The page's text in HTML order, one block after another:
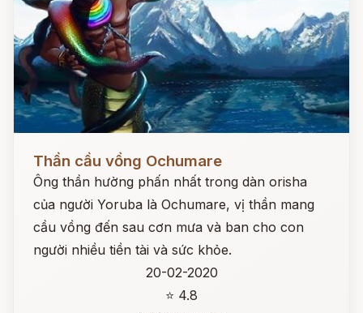
Đọc ngay
Thần cầu vồng Ochumare
Ông thần hường phấn nhất trong dàn orisha
của người Yoruba là Ochumare, vị thần mang
cầu vồng đến sau cơn mưa và ban cho con
người nhiều tiền tài và sức khỏe.
20-02-2020
⭐ 4.8